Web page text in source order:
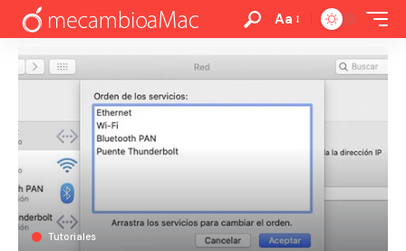
Aa
Tutoriales